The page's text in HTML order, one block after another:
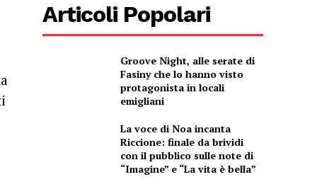
Articoli Popolari
Groove Night, alle serate di
Fasiny che lo hanno visto
protagonista in locali
emigliani
La voce di Noa incanta
Riccione: finale da brividi
con il pubblico sulle note di
“Imagine” e “La vita è bella”